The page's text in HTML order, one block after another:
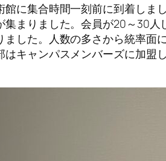
に集合時間一刻前に到着しま
集まりました。会員が20～30
ました。人数の多さから統率面
はキャンパスメンバーズに加盟